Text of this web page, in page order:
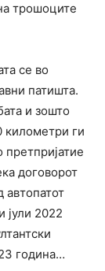
трошоците
се во
патишта.
и зошто
километри ги
договорот
автопатот
јули 2022
година…